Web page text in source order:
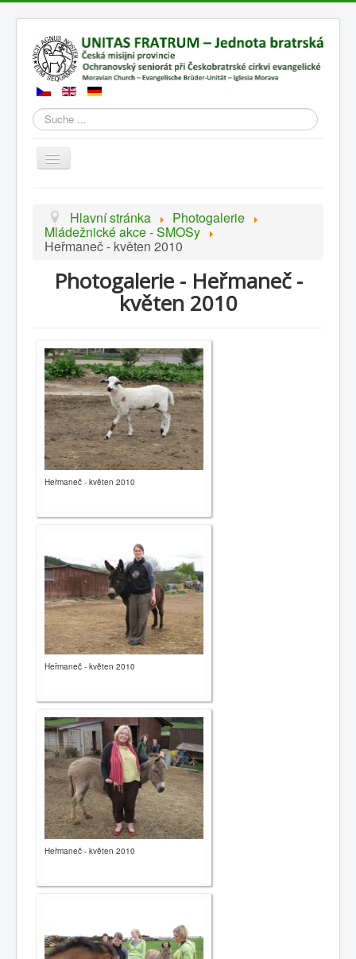
Suchen
Přepnout
navigaci
12345
Hauptseite
Geschichte
Gemeinden
Links
Nachrichten
Hlavní stránka Photogalerie
Mládežnické akce - SMOSy
Heřmaneč - květen 2010
Photogalerie - Heřmaneč -
květen 2010
Heřmaneč - květen 2010
Heřmaneč - květen 2010
Heřmaneč - květen 2010